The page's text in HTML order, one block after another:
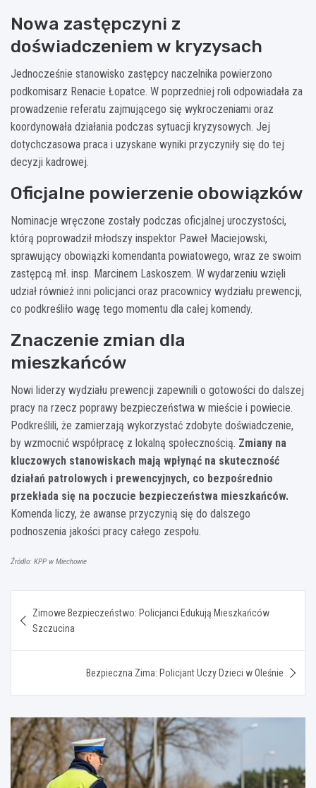
Nowa zastępczyni z
doświadczeniem w kryzysach
Jednocześnie stanowisko zastępcy naczelnika powierzono
podkomisarz Renacie Łopatce. W poprzedniej roli odpowiadała za
prowadzenie referatu zajmującego się wykroczeniami oraz
koordynowała działania podczas sytuacji kryzysowych. Jej
dotychczasowa praca i uzyskane wyniki przyczyniły się do tej
decyzji kadrowej.
Oficjalne powierzenie obowiązków
Nominacje wręczone zostały podczas oficjalnej uroczystości,
którą poprowadził młodszy inspektor Paweł Maciejowski,
sprawujący obowiązki komendanta powiatowego, wraz ze swoim
zastępcą mł. insp. Marcinem Laskoszem. W wydarzeniu wzięli
udział również inni policjanci oraz pracownicy wydziału prewencji,
co podkreśliło wagę tego momentu dla całej komendy.
Znaczenie zmian dla
mieszkańców
Nowi liderzy wydziału prewencji zapewnili o gotowości do dalszej
pracy na rzecz poprawy bezpieczeństwa w mieście i powiecie.
Podkreślili, że zamierzają wykorzystać zdobyte doświadczenie,
by wzmocnić współpracę z lokalną społecznością. Zmiany na
kluczowych stanowiskach mają wpłynąć na skuteczność
działań patrolowych i prewencyjnych, co bezpośrednio
przekłada się na poczucie bezpieczeństwa mieszkańców.
Komenda liczy, że awanse przyczynią się do dalszego
podnoszenia jakości pracy całego zespołu.
Źródło: KPP w Miechowie
wpisu
Zimowe Bezpieczeństwo: Policjanci Edukują Mieszkańców
Szczucina
Bezpieczna Zima: Policjant Uczy Dzieci w Oleśnie